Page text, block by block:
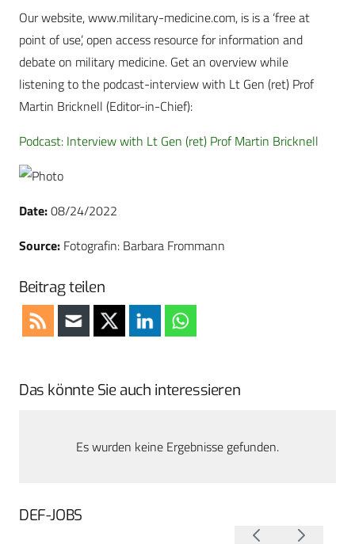
Our website, www.military-medicine.com, is is a ‘free at
point of use’, open access resource for information and
debate on military medicine. Get an overview while
listening to the podcast-interview with Lt Gen (ret) Prof
Martin Bricknell (Editor-in-Chief):
Podcast: Interview with Lt Gen (ret) Prof Martin Bricknell
Date:08/24/2022
Source: Fotografin: Barbara Frommann
Beitrag teilen
Das könnte Sie auch interessieren
Es wurden keine Ergebnisse gefunden.
DEF-JOBS